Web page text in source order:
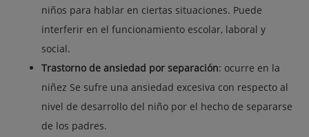
niños para hablar en ciertas situaciones. Puede
interferir en el funcionamiento escolar, laboral y
social.
Trastorno de ansiedad por separación: ocurre en la
niñez Se sufre una ansiedad excesiva con respecto al
nivel de desarrollo del niño por el hecho de separarse
de los padres.